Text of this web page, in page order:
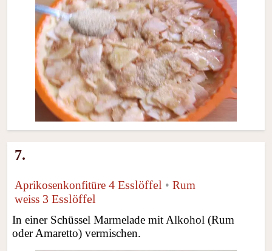
7.
Aprikosenkonfitüre 4 Esslöffel • Rum
weiss 3 Esslöffel
In einer Schüssel Marmelade mit Alkohol (Rum
oder Amaretto) vermischen.